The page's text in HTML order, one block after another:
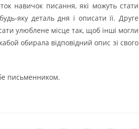
навичок писання, які можуть стати
яку деталь дня і описати її. Друге
улюблене місце так, щоб інші могли
обирала відповідний опис зі свого
письменником.